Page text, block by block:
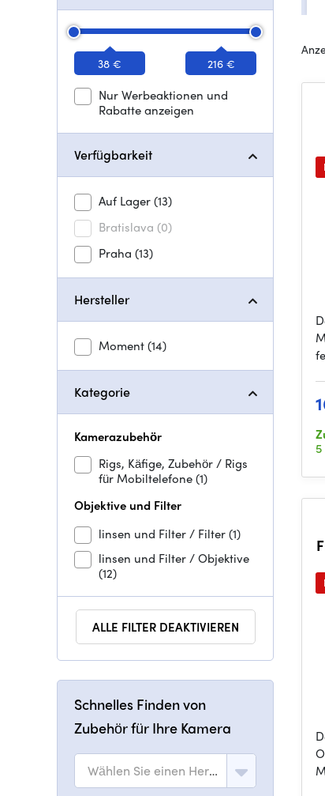
38 € 216 €
Nur Werbeaktionen und
Rabatte anzeigen
Verfügbarkeit
Auf Lager(13)
Bratislava (0)
Praha (13)
Hersteller
Moment(14)
Kategorie
Kamerazubehör
Rigs, Käfige, Zubehör / Rigs
für Mobiltelefone(1)
Objektive und Filter
linsen und Filter / Filter(1)
linsen und Filter / Objektive
(12)
ALLE FILTER DEAKTIVIEREN
Schnelles Finden von
Zubehör für Ihre Kamera
Wählen Sie einen Hersteller